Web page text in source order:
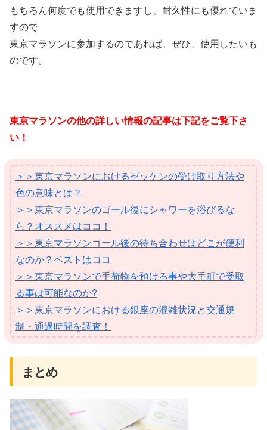
もちろん何度でも使用できますし、耐久性にも優れていま
すので
東京マラソンに参加するのであれば、ぜひ、使用したいも
のです。
東京マラソンの他の詳しい情報の記事は下記をご覧下さ
い！
＞＞東京マラソンにおけるゼッケンの受け取り方法や
色の意味とは？
＞＞東京マラソンのゴール後にシャワーを浴びるな
ら？オススメはココ！
＞＞東京マラソンゴール後の待ち合わせはどこが便利
なのか？ベストはココ
＞＞東京マラソンで手荷物を預ける事や大手町で受取
る事は可能なのか?
＞＞東京マラソンにおける銀座の混雑状況と交通規
制・通過時間を調査！
まとめ